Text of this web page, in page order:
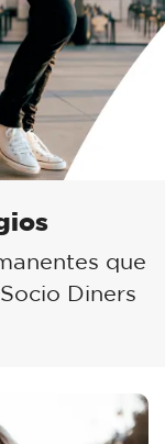
que
Diners